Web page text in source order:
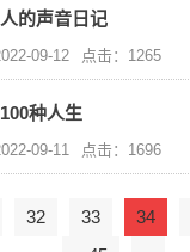
的声音日记
09-12 点击：1265
种人生
09-11 点击：1696
32 33 34